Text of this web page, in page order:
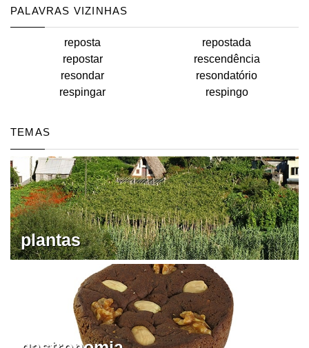
PALAVRAS VIZINHAS
reposta
repostada
repostar
rescendência
resondar
resondatório
respingar
respingo
TEMAS
plantas